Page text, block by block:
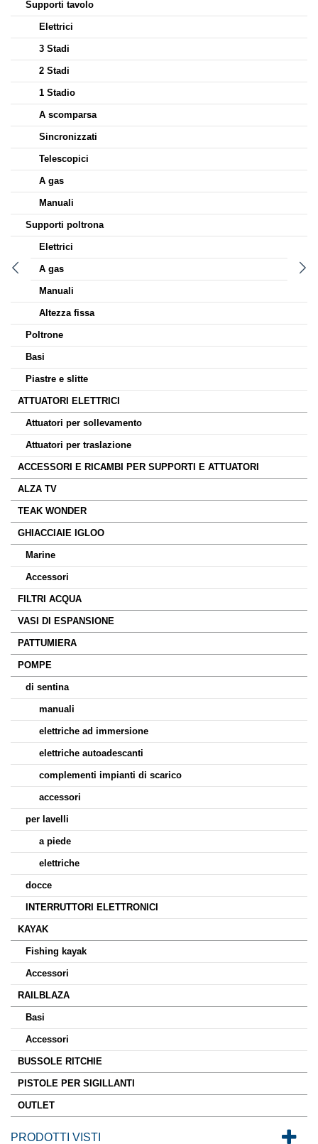
Supporti tavolo
Elettrici
3 Stadi
2 Stadi
1 Stadio
A scomparsa
Sincronizzati
Telescopici
A gas
Manuali
Supporti poltrona
Elettrici
A gas
Manuali
Altezza fissa
Poltrone
Basi
Piastre e slitte
ATTUATORI ELETTRICI
Attuatori per sollevamento
Attuatori per traslazione
ACCESSORI E RICAMBI PER SUPPORTI E ATTUATORI
ALZA TV
TEAK WONDER
GHIACCIAIE IGLOO
Marine
Accessori
FILTRI ACQUA
VASI DI ESPANSIONE
PATTUMIERA
POMPE
di sentina
manuali
elettriche ad immersione
elettriche autoadescanti
complementi impianti di scarico
accessori
per lavelli
a piede
elettriche
docce
INTERRUTTORI ELETTRONICI
KAYAK
Fishing kayak
Accessori
RAILBLAZA
Basi
Accessori
BUSSOLE RITCHIE
PISTOLE PER SIGILLANTI
OUTLET
PRODOTTI VISTI